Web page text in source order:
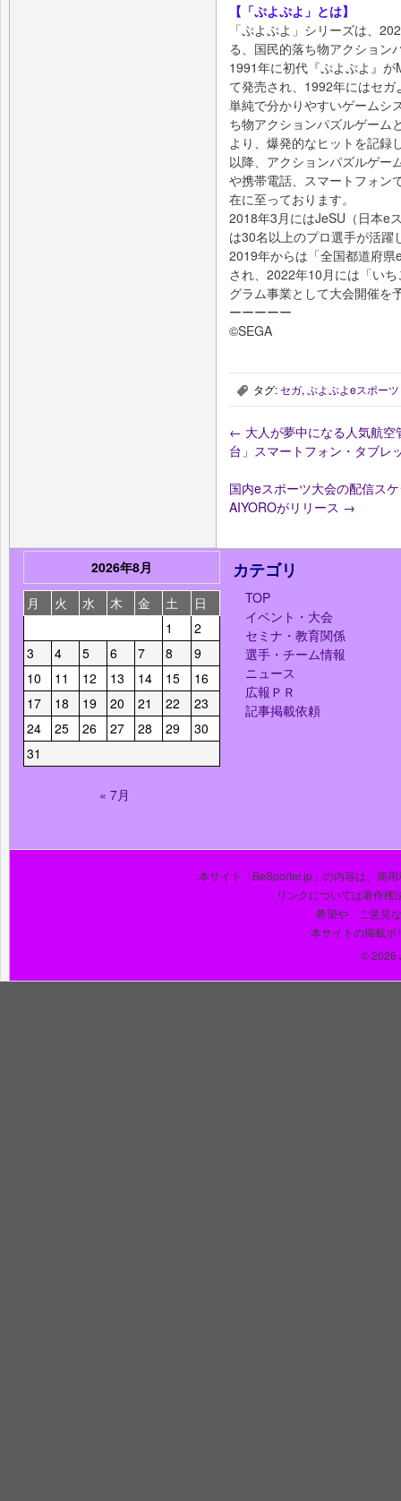
【「ぷよぷよ」とは】
「ぷよぷよ」シリーズは、
る、国民的落ち物アクション
1991年に初代『ぷよぷよ』
て発売され、1992年にはセ
単純で分かりやすいゲームシ
ち物アクションパズルゲーム
より、爆発的なヒットを記録
以降、アクションパズルゲー
や携帯電話、スマートフォン
在に至っております。
2018年3月にはJeSU（日本e
は30名以上のプロ選手が活躍
2019年からは「全国都道府
され、2022年10月には「い
グラム事業として大会開催を
ーーーーー
©SEGA
, タグ:セガ, ぷよぷよeスポーツ
← 大人が夢中になる人気航
台」スマートフォン・タブレ
国内eスポーツ大会の配信ス
AIYOROがリリース →
2026年8月
月
火 水 木 金 土
日
1
2
3
4 5 6 7 8
9
10
11 12 13 14 15
16
17
18 19 20 21 22
23
24
25 26 27 28 29
30
31
« 7月
カテゴリ
TOP
イベント・大会
セミナ・教育関係
選手・チーム情報
ニュース
広報ＰＲ
記事掲載依頼
本サイト「BeSporter.jp」の内容は、商
リンクについては著作権
希望や、ご意見
本サイトの掲載ポ
© 2026